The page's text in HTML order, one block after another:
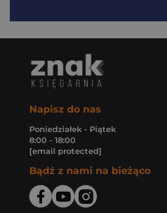
Napisz do nas
Poniedziałek - Piątek
8:00 - 18:00
[email protected]
Bądź z nami na bieżąco